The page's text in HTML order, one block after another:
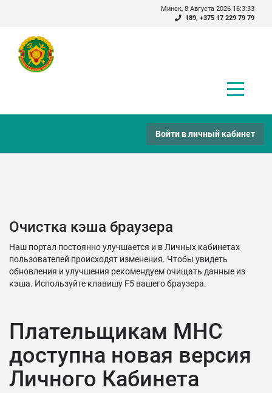
Минск, 8 Августа 2026 16:3:33
189, +375 17 229 79 79
Войти в личный кабинет
Очистка кэша браузера
Наш портал постоянно улучшается и в Личных кабинетах
пользователей происходят изменения. Чтобы увидеть
обновления и улучшения рекомендуем очищать данные из
кэша. Используйте клавишу F5 вашего браузера.
Плательщикам МНС
доступна новая версия
Личного Кабинета